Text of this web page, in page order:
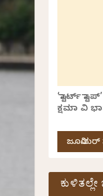
‘ಸ್ಟಾರ್ಟ್
ಕ್ಷಮಾ ವಿ
ಜೂನಿಯರ್